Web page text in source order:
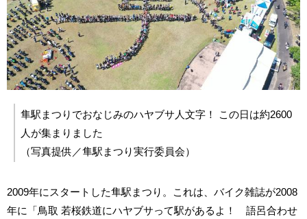
隼駅まつりでおなじみのハヤブサ人文字！ この日は約2600
人が集まりました
（写真提供／隼駅まつり実行委員会）
2009年にスタートした隼駅まつり。これは、バイク雑誌が2008
年に「鳥取 若桜鉄道にハヤブサって駅があるよ！ 語呂合わせ